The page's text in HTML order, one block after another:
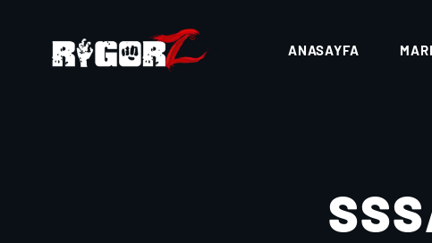
ANASAYFA